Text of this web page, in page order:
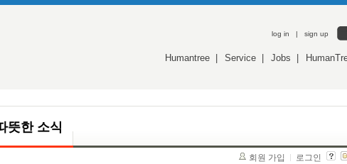
log in | sign up
Humantree Service Jobs
뜻한 소식
회원 가입 로그인